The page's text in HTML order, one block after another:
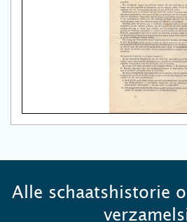
Alle schaatshistorie